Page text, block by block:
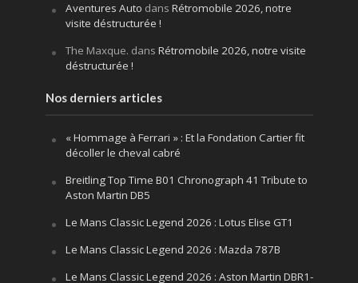
Aventures Auto dans Rétromobile 2026, notre
visite déstructurée !
The Maxque. dans Rétromobile 2026, notre visite
déstructurée !
Nos derniers articles
« Hommage à Ferrari » : Et la Fondation Cartier fit
décoller le cheval cabré
Breitling Top Time B01 Chronograph 41 Tribute to
Aston Martin DB5
Le Mans Classic Legend 2026 : Lotus Elise GT1
Le Mans Classic Legend 2026 : Mazda 787B
Le Mans Classic Legend 2026 : Aston Martin DBR1-